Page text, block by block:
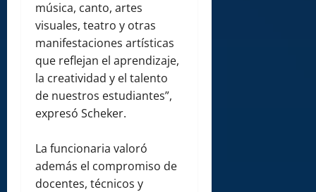
música, canto, artes
visuales, teatro y otras
manifestaciones artísticas
que reflejan el aprendizaje,
la creatividad y el talento
de nuestros estudiantes”,
expresó Scheker.
La funcionaria valoró
además el compromiso de
docentes, técnicos y